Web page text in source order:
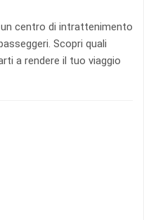
centro di intrattenimento
Scopri quali
a rendere il tuo viaggio